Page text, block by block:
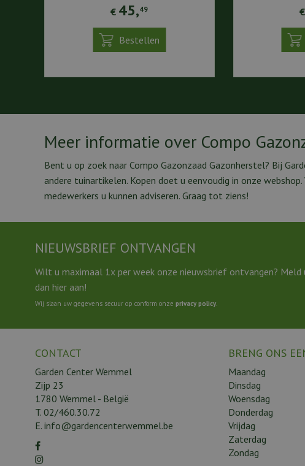
€ 45,49
Bestellen
€
Meer informatie over Compo
Bent u op zoek naar Compo Gazonzaad Gazonherstel? Bij
andere tuinartikelen. Kopen doet u eenvoudig in onze
medewerkers u kunnen adviseren. Graag tot ziens!
NIEUWSBRIEF ONTVANGEN
Wilt u maximaal 1x per week onze nieuwsbrief ontvangen? Meld
dan hier aan!
Wij slaan uw gegevens secuur op conform onze privacy policy
CONTACT
Garden Center Wemmel
Zijp 23
1780 Wemmel - België
T. 02/460.30.72
E. info@gardencenterwemmel.be
BRENG ONS
Maandag
Dinsdag
Woensdag
Donderdag
Vrijdag
Zaterdag
Zondag